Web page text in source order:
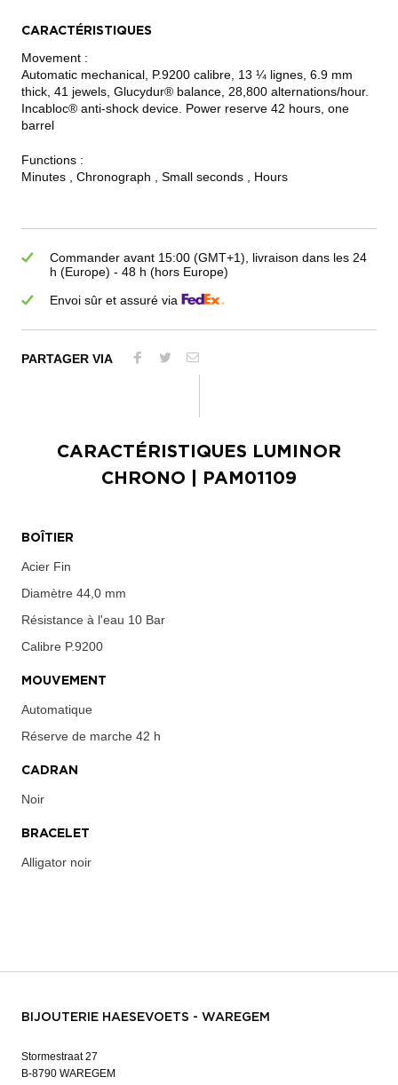
CARACTÉRISTIQUES
Movement :
Automatic mechanical, P.9200 calibre, 13 ¼ lignes, 6.9 mm
thick, 41 jewels, Glucydur® balance, 28,800 alternations/hour.
Incabloc® anti-shock device. Power reserve 42 hours, one
barrel
Functions :
Minutes , Chronograph , Small seconds , Hours
Commander avant 15:00 (GMT+1), livraison dans les 24
h (Europe) - 48 h (hors Europe)
Envoi sûr et assuré via
PARTAGER VIA
CARACTÉRISTIQUES LUMINOR
CHRONO | PAM01109
BOÎTIER
Acier Fin
Diamètre 44,0 mm
Résistance à l'eau 10 Bar
Calibre P.9200
MOUVEMENT
Automatique
Réserve de marche 42 h
CADRAN
Noir
BRACELET
Alligator noir
BIJOUTERIE HAESEVOETS - WAREGEM
Stormestraat 27
B-8790 WAREGEM